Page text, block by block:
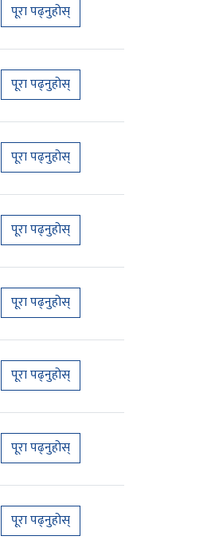
पूरा पढ्नुहोस्
पूरा पढ्नुहोस्
पूरा पढ्नुहोस्
पूरा पढ्नुहोस्
पूरा पढ्नुहोस्
पूरा पढ्नुहोस्
पूरा पढ्नुहोस्
पूरा पढ्नुहोस्